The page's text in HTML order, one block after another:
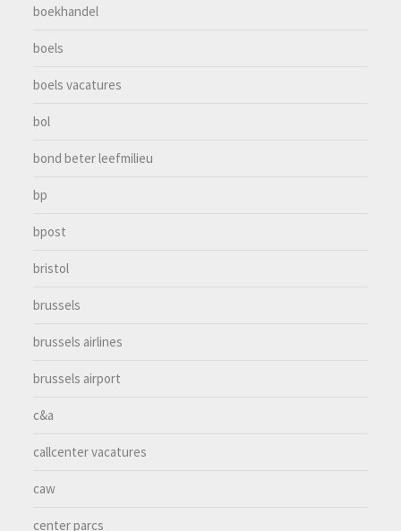
boekhandel
boels
boels vacatures
bol
bond beter leefmilieu
bp
bpost
bristol
brussels
brussels airlines
brussels airport
c&a
callcenter vacatures
caw
center parcs